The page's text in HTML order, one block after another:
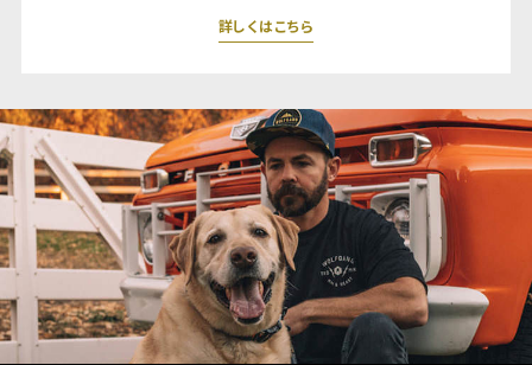
詳しくはこちら